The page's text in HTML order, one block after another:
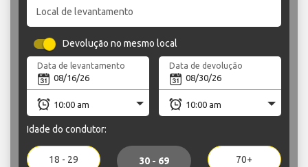
Local de levantamento
Devolução no mesmo local
Data de levantamento Data de devolução
Idade do condutor:
18 - 29 30 - 69 70+